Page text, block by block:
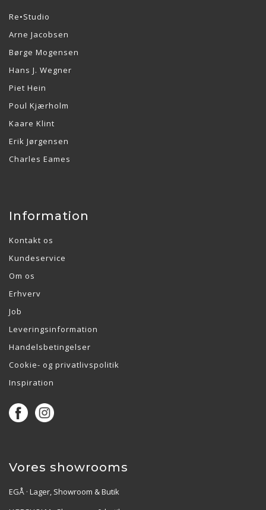
Re•Studio
Arne Jacobsen
Børge Mogensen
Hans J. Wegner
Piet Hein
Poul Kjærholm
Kaare Klint
Erik Jørgensen
Charles Eames
Information
Kontakt os
Kundeservice
Om os
Erhverv
Job
Leveringsinformation
Handelsbetingelser
Cookie- og privatlivspolitik
Inspiration
Vores showrooms
EGÅ · Lager, Showroom & Butik